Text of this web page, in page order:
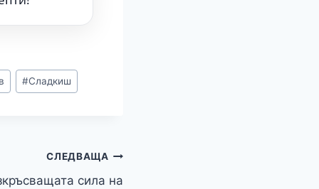
#Сладкиш
СЛЕДВАЩА
сила на